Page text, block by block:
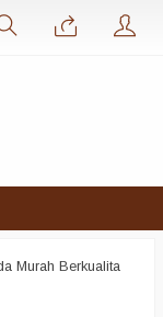
Murah Berkualita